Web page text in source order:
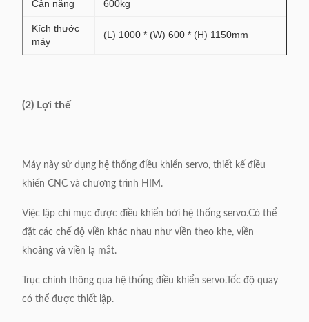
Cân nặng 600kg
Kích thước
máy
(L) 1000 * (W) 600 * (H) 1150mm
(2) Lợi thế
Máy này sử dụng hệ thống điều khiển servo, thiết kế điều
khiển CNC và chương trình HIM.
Việc lập chỉ mục được điều khiển bởi hệ thống servo.Có thể
đặt các chế độ viền khác nhau như viền theo khe, viền
khoảng và viền lạ mắt.
Trục chính thông qua hệ thống điều khiển servo.Tốc độ quay
có thể được thiết lập.